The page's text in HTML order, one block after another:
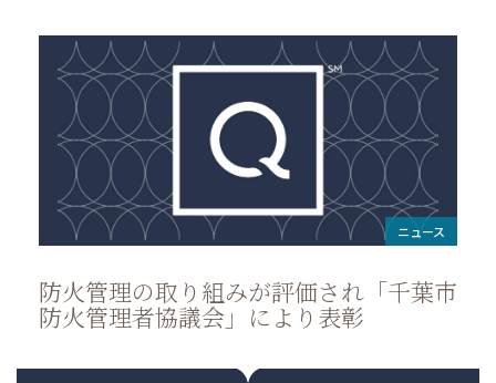
ニュース
防火管理の取り組みが評価され「千葉市
防火管理者協議会」により表彰